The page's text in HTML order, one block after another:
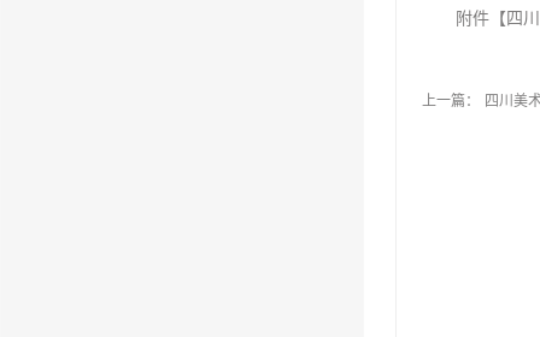
附件【 四
上一篇： 四川美